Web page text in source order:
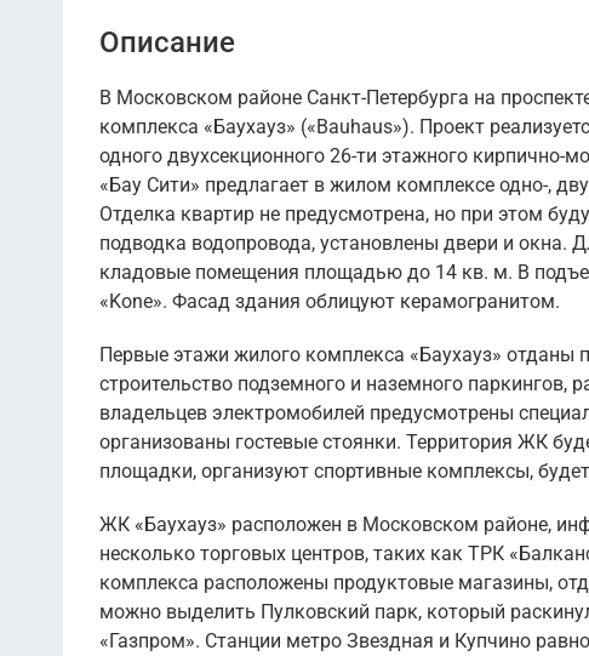
Описание
В Московском районе Санкт-Петербурга на
комплекса «Баухауз» («Bauhaus»). Проект
одного двухсекционного 26-ти этажного кирпично-
«Бау Сити» предлагает в жилом комплексе одно-,
Отделка квартир не предусмотрена, но при этом
подводка водопровода, установлены двери и окна.
кладовые помещения площадью до 14 кв. м. В
«Kone». Фасад здания облицуют керамогранитом.
Первые этажи жилого комплекса «Баухауз» отданы
строительство подземного и наземного паркингов,
владельцев электромобилей предусмотрены
организованы гостевые стоянки. Территория ЖК
площадки, организуют спортивные комплексы,
ЖК «Баухауз» расположен в Московском районе,
несколько торговых центров, таких как ТРК
комплекса расположены продуктовые магазины,
можно выделить Пулковский парк, который
«Газпром». Станции метро Звездная и Купчино